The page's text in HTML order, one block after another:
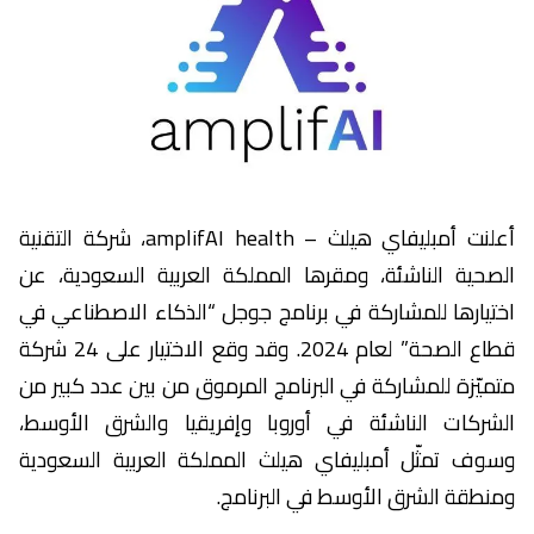
أعلنت أمبليفاي هيلث – amplifAI health، شركة التقنية
الصحية الناشئة، ومقرها المملكة العربية السعودية، عن
اختيارها للمشاركة في برنامج جوجل “الذكاء الاصطناعي في
قطاع الصحة” لعام 2024. وقد وقع الاختيار على 24 شركة
متميّزة للمشاركة في البرنامج المرموق من بين عدد كبير من
الشركات الناشئة في أوروبا وإفريقيا والشرق الأوسط،
وسوف تمثّل أمبليفاي هيلث المملكة العربية السعودية
ومنطقة الشرق الأوسط في البرنامج.